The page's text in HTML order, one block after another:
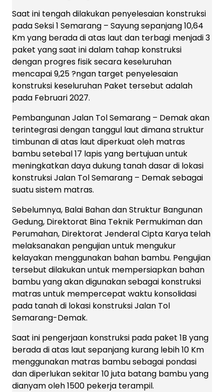
Saat ini tengah dilakukan penyelesaian konstruksi
pada Seksi 1 Semarang – Sayung sepanjang 10,64
Km yang berada di atas laut dan terbagi menjadi 3
paket yang saat ini dalam tahap konstruksi
dengan progres fisik secara keseluruhan
mencapai 9,25 ?ngan target penyelesaian
konstruksi keseluruhan Paket tersebut adalah
pada Februari 2027.
Pembangunan Jalan Tol Semarang – Demak akan
terintegrasi dengan tanggul laut dimana struktur
timbunan di atas laut diperkuat oleh matras
bambu setebal 17 lapis yang bertujuan untuk
meningkatkan daya dukung tanah dasar di lokasi
konstruksi Jalan Tol Semarang – Demak sebagai
suatu sistem matras.
Sebelumnya, Balai Bahan dan Struktur Bangunan
Gedung, Direktorat Bina Teknik Permukiman dan
Perumahan, Direktorat Jenderal Cipta Karya telah
melaksanakan pengujian untuk mengukur
kelayakan menggunakan bahan bambu. Pengujian
tersebut dilakukan untuk mempersiapkan bahan
bambu yang akan digunakan sebagai konstruksi
matras untuk mempercepat waktu konsolidasi
pada tanah di lokasi konstruksi Jalan Tol
Semarang-Demak.
Saat ini pengerjaan konstruksi pada paket 1B yang
berada di atas laut sepanjang kurang lebih 10 Km
menggunakan matras bambu sebagai pondasi
dan diperlukan sekitar 10 juta batang bambu yang
dianyam oleh 1500 pekerja terampil.